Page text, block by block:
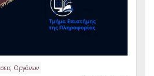
Οργάνων